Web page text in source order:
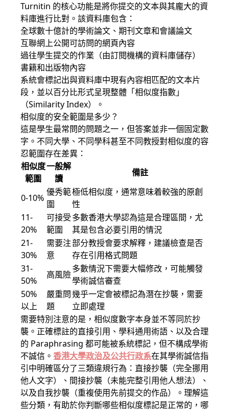
Turnitin 的核心功能是將你提交的文本與其龐大的資
料庫進行比對。該資料庫包含：
全球數十億計的學術論文、期刊文章和會議論文
互聯網上公開可訪問的網頁內容
過往學生提交的作業（由訂閱機構的資料庫儲存）
書籍和出版物內容
系統會標記出與資料庫中現有內容相匹配的文本片
段，並以百分比形式呈現整體「相似度指數」
（Similarity Index）。
相似度的安全範圍是多少？
這是學生最常問的問題之一，但答案並非一個固定數
字。不同大學、不同學科甚至不同教授對相似度的容
忍範圍存在差異：
相似度
範圍
一般解
讀
備註
0-10%
優秀範
圍
極低相似度，通常意味着較強的原創
性
11-
20%
可接受
範圍
多數香港大學認為這是合理區間，尤
其是包含必要引用的情況
21-
30%
需要注
意
部分教授會要求解釋，建議檢查是否
存在引用格式問題
31-
50%
高風險
多數情況下需要大幅修改，可能觸發
學術誠信審查
50%
以上
嚴重問
題
幾乎一定會被標記為潛在抄襲，需要
立即處理
需要特別注意的是，相似度數字本身並不等同於抄
襲。正確標註的直接引用、學科通用術語、以及合理
的 Paraphrasing 都可能被系統標記，但不構成學術
不誠信。 香港大學政治及公共行政系在其學術誠信指
引中明確區分了三類違規行為：直接抄襲（完全挪用
他人文字）、間接抄襲（未能完整引用他人想法）、
以及自我抄襲（重複使用先前提交的作品）。理解這
些分類，有助於你判斷哪些相似度標記是正常的，哪